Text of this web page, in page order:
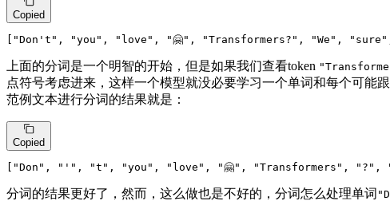
Copied
[ "Don't" , "you" , "love" , "🤗" , "Transformers?" , "We" , "sure"
上面的分词是一个明智的开始，但是如果我们查看token
点符号考虑进来，这样一个模型就没必要学习一个单词和每个可能
范例文本进行分词的结果就是：
Copied
"Don" , "'" , "t" , "you" , "love" , "🤗" , "Transformers" , "?" ,
分词的结果更好了，然而，这么做也是不好的，分词怎么处理单词